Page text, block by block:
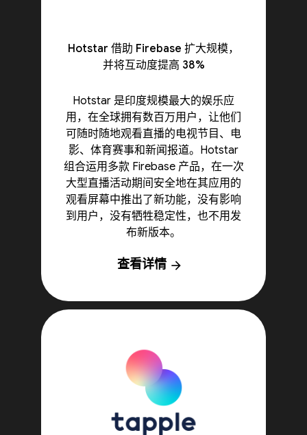
Hotstar 借助 Firebase 扩大规模，
并将互动度提高 38%
Hotstar 是印度规模最大的娱乐应
用，在全球拥有数百万用户，让他们
可随时随地观看直播的电视节目、电
影、体育赛事和新闻报道。Hotstar
组合运用多款 Firebase 产品，在一次
大型直播活动期间安全地在其应用的
观看屏幕中推出了新功能，没有影响
到用户，没有牺牲稳定性，也不用发
布新版本。
查看详情 arrow_forward